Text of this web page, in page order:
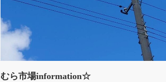
むら市場information☆